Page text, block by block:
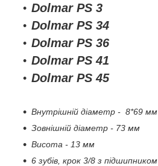
Dolmar PS 3
Dolmar PS 34
Dolmar PS 36
Dolmar PS 41
Dolmar PS 45
Внутрішній діаметр - 8*69 мм
Зовнішній діаметр - 73 мм
Висота - 13 мм
6 зубів, крок 3/8 з підшипником